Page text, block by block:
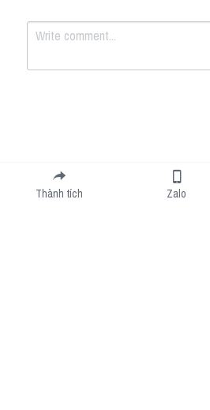
Submit
Thành tích Zalo